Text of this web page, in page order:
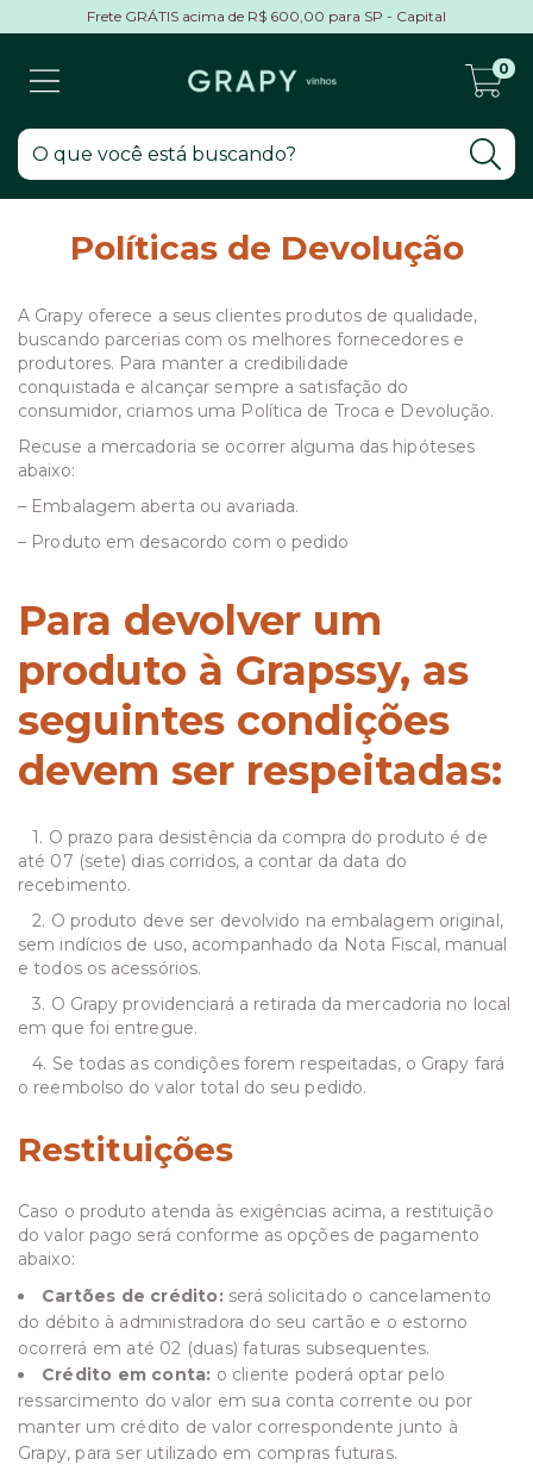
Frete GRÁTIS acima de R$ 600,00 para SP - Capital
0
Políticas de Devolução
A Grapy oferece a seus clientes produtos de qualidade,
buscando parcerias com os melhores fornecedores e
produtores. Para manter a credibilidade
conquistada e alcançar sempre a satisfação do
consumidor, criamos uma Política de Troca e Devolução.
Recuse a mercadoria se ocorrer alguma das hipóteses
abaixo:
– Embalagem aberta ou avariada.
– Produto em desacordo com o pedido
Para devolver um
produto à Grapssy, as
seguintes condições
devem ser respeitadas:
1. O prazo para desistência da compra do produto é de
até 07 (sete) dias corridos, a contar da data do
recebimento.
2. O produto deve ser devolvido na embalagem original,
sem indícios de uso, acompanhado da Nota Fiscal, manual
e todos os acessórios.
3. O Grapy providenciará a retirada da mercadoria no local
em que foi entregue.
4. Se todas as condições forem respeitadas, o Grapy fará
o reembolso do valor total do seu pedido.
Restituições
Caso o produto atenda às exigências acima, a restituição
do valor pago será conforme as opções de pagamento
abaixo:
Cartões de crédito:será solicitado o cancelamento
do débito à administradora do seu cartão e o estorno
ocorrerá em até 02 (duas) faturas subsequentes.
Crédito em conta: o cliente poderá optar pelo
ressarcimento do valor em sua conta corrente ou por
manter um crédito de valor correspondente junto à
Grapy, para ser utilizado em compras futuras.